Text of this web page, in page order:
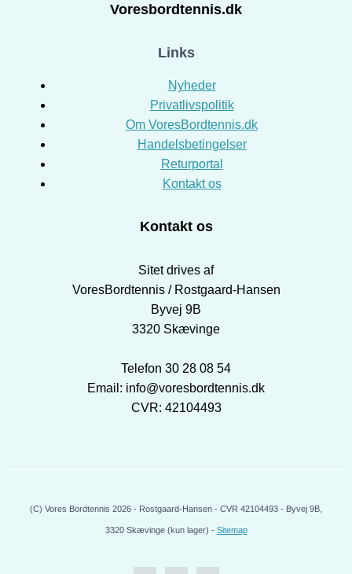
Voresbordtennis.dk
Links
Nyheder
Privatlivspolitik
Om VoresBordtennis.dk
Handelsbetingelser
Returportal
Kontakt os
Kontakt os
Sitet drives af
VoresBordtennis / Rostgaard-Hansen
Byvej 9B
3320 Skævinge
Telefon 30 28 08 54
Email: info@voresbordtennis.dk
CVR: 42104493
(C) Vores Bordtennis 2026 - Rostgaard-Hansen - CVR 42104493 - Byvej 9B,
3320 Skævinge (kun lager) - Sitemap